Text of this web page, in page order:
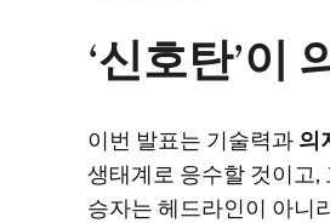
‘신호탄’이
이번 발표는 기술력과 의
생태계로 응수할 것이고,
승자는 헤드라인이 아니